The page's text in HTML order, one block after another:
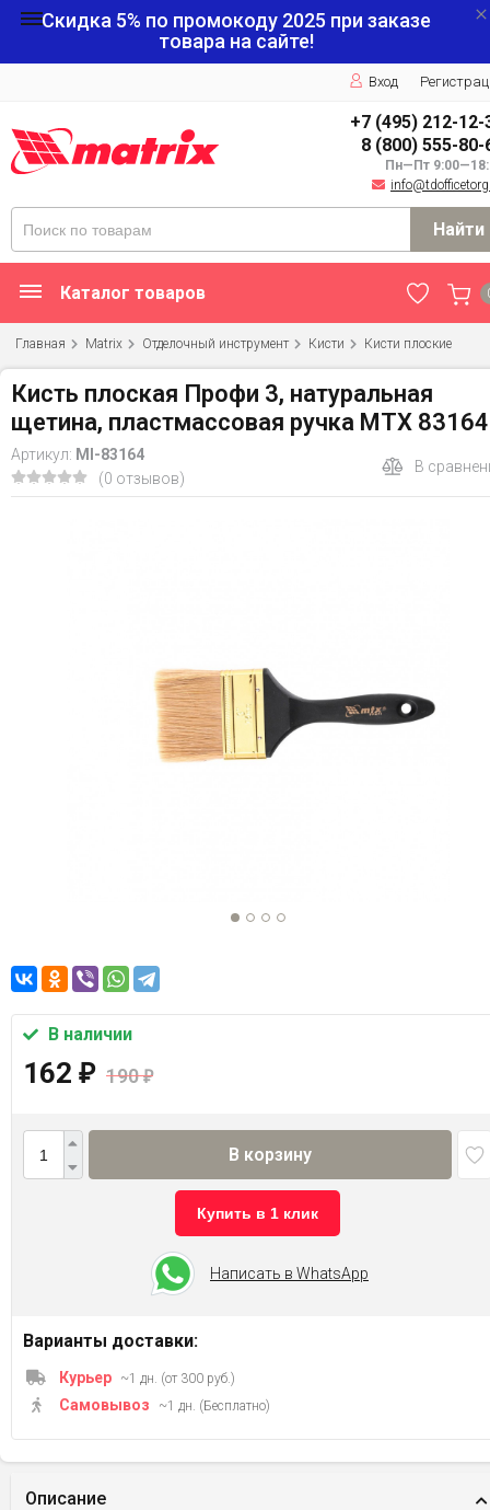
Скидка 5% по промокоду 2025 при заказе
товара на сайте!
Вход
+7 (495) 212-12-
8 (800) 555-80-
Пн—Пт
Найти
Каталог товаров
Главная Matrix Отделочный инструмент Кисти Кисти плоские
Кисть плоская Профи 3, натуральная
щетина, пластмассовая ручка MTX 83164
Артикул: MI-83164
(0 отзывов)
В
В наличии
162 ₽ 190₽
В корзину
Купить в 1 клик
Написать в WhatsApp
Варианты доставки:
Курьер ~1 дн. (от 300 руб.)
Самовывоз ~1 дн. (Бесплатно)
Описание